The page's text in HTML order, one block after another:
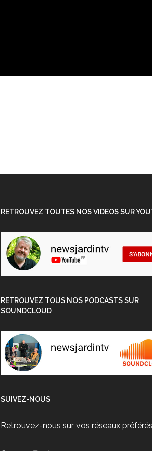
RETROUVEZ TOUTES NOS VIDEOS SUR
RETROUVEZ TOUS NOS PODCASTS SUR
SOUNDCLOUD
SUIVEZ-NOUS
Retrouvez-nous sur vos réseaux préférés